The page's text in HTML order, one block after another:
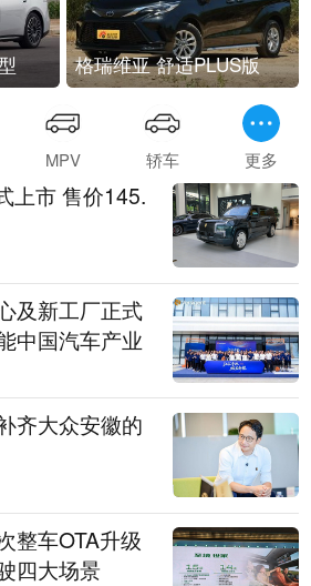
格瑞维亚 舒适PLUS版
MPV 轿车 更多
上市 售价145.
及新工厂正式
中国汽车产业
齐大众安徽的
整车OTA升级
四大场景